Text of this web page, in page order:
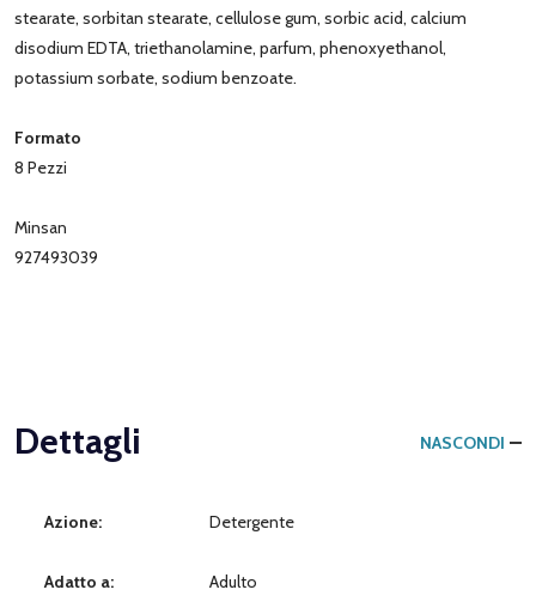
stearate, sorbitan stearate, cellulose gum, sorbic acid, calcium
disodium EDTA, triethanolamine, parfum, phenoxyethanol,
potassium sorbate, sodium benzoate.
Formato
8 Pezzi
Minsan
927493039
Dettagli NASCONDI
Azione: Detergente
Adatto a: Adulto